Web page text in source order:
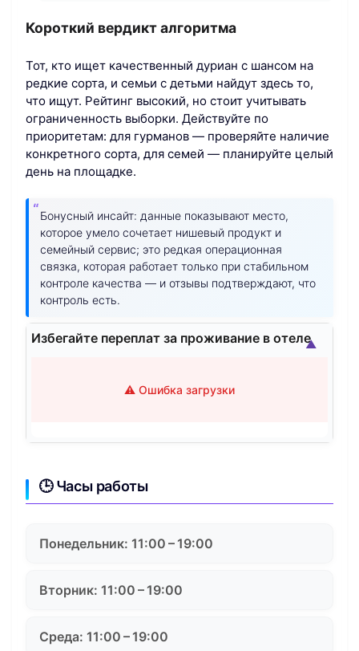
Короткий вердикт алгоритма
Тот, кто ищет качественный дуриан с шансом на
редкие сорта, и семьи с детьми найдут здесь то,
что ищут. Рейтинг высокий, но стоит учитывать
ограниченность выборки. Действуйте по
приоритетам: для гурманов — проверяйте наличие
конкретного сорта, для семей — планируйте целый
день на площадке.
Бонусный инсайт: данные показывают место,
которое умело сочетает нишевый продукт и
семейный сервис; это редкая операционная
связка, которая работает только при стабильном
контроле качества — и отзывы подтверждают, что
контроль есть.
Избегайте переплат за проживание в отеле
⚠️ Ошибка загрузки
▲
🕒 Часы работы
Понедельник: 11:00 – 19:00
Вторник: 11:00 – 19:00
Среда: 11:00 – 19:00